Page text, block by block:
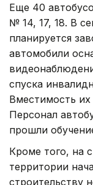
Еще 40
№ 14, 17, 18. В
планируется
автомобили
спуска
Вместимость
Персонал
прошли
Кроме того, на
территории
строительству